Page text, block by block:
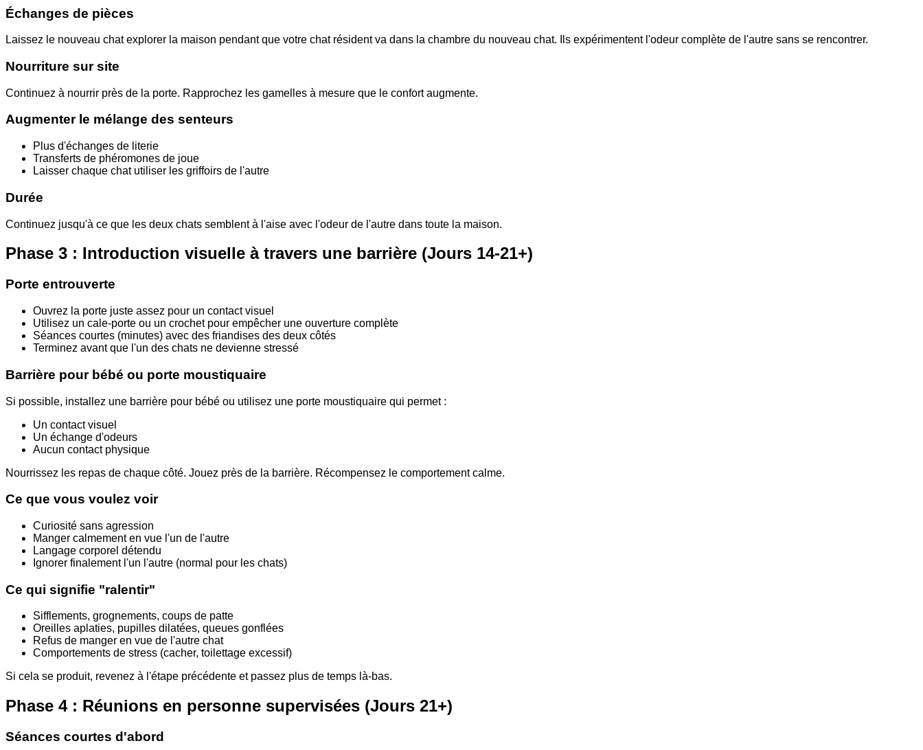
Échanges de pièces
Laissez le nouveau chat explorer la maison pendant que votre chat résident va dans la chambre du nouveau chat. Ils expérimentent l'odeur complète de l'autre sans se rencontrer.
Nourriture sur site
Continuez à nourrir près de la porte. Rapprochez les gamelles à mesure que le confort augmente.
Augmenter le mélange des senteurs
Plus d'échanges de literie
Transferts de phéromones de joue
Laisser chaque chat utiliser les griffoirs de l'autre
Durée
Continuez jusqu'à ce que les deux chats semblent à l'aise avec l'odeur de l'autre dans toute la maison.
Phase 3 : Introduction visuelle à travers une barrière (Jours 14-21+)
Porte entrouverte
Ouvrez la porte juste assez pour un contact visuel
Utilisez un cale-porte ou un crochet pour empêcher une ouverture complète
Séances courtes (minutes) avec des friandises des deux côtés
Terminez avant que l'un des chats ne devienne stressé
Barrière pour bébé ou porte moustiquaire
Si possible, installez une barrière pour bébé ou utilisez une porte moustiquaire qui permet :
Un contact visuel
Un échange d'odeurs
Aucun contact physique
Nourrissez les repas de chaque côté. Jouez près de la barrière. Récompensez le comportement calme.
Ce que vous voulez voir
Curiosité sans agression
Manger calmement en vue l'un de l'autre
Langage corporel détendu
Ignorer finalement l'un l'autre (normal pour les chats)
Ce qui signifie "ralentir"
Sifflements, grognements, coups de patte
Oreilles aplaties, pupilles dilatées, queues gonflées
Refus de manger en vue de l'autre chat
Comportements de stress (cacher, toilettage excessif)
Si cela se produit, revenez à l'étape précédente et passez plus de temps là-bas.
Phase 4 : Réunions en personne supervisées (Jours 21+)
Séances courtes d'abord